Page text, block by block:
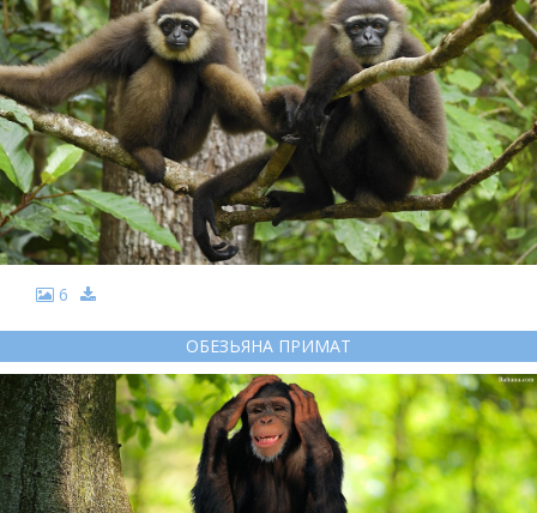
6
ОБЕЗЬЯНА ПРИМАТ